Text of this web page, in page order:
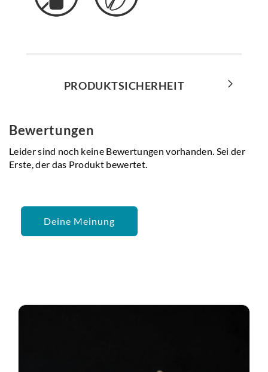
PRODUKTSICHERHEIT
Bewertungen
Leider sind noch keine Bewertungen vorhanden. Sei der
Erste, der das Produkt bewertet.
Deine Meinung